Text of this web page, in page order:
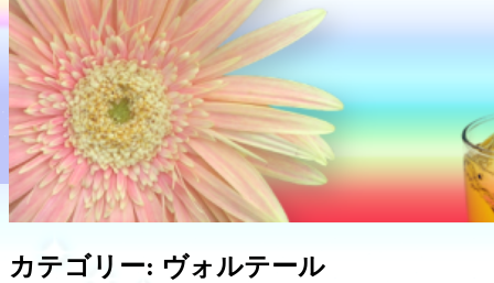
カテゴリー: ヴォルテール